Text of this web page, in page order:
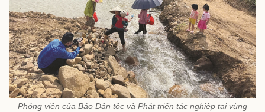
Phóng viên của Báo Dân tộc và Phát triển tác nghiệp tại vùng